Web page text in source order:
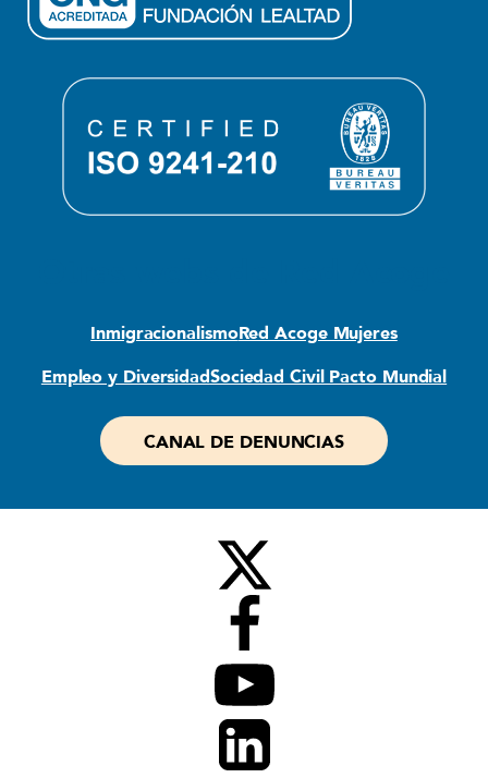
InmigracionalismoRed Acoge Mujeres
Empleo y DiversidadSociedad Civil Pacto Mundial
CANAL DE DENUNCIAS